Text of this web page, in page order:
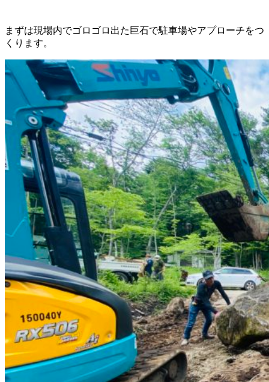
まずは現場内でゴロゴロ出た巨石で駐車場やアプローチをつ
くります。